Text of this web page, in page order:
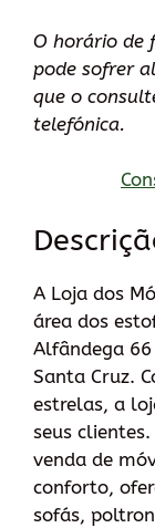
O horário de
pode sofrer
que o
telefónica.
A Loja dos
área dos
Alfândega
Santa Cruz.
estrelas, a
seus
venda de
conforto,
sofás,